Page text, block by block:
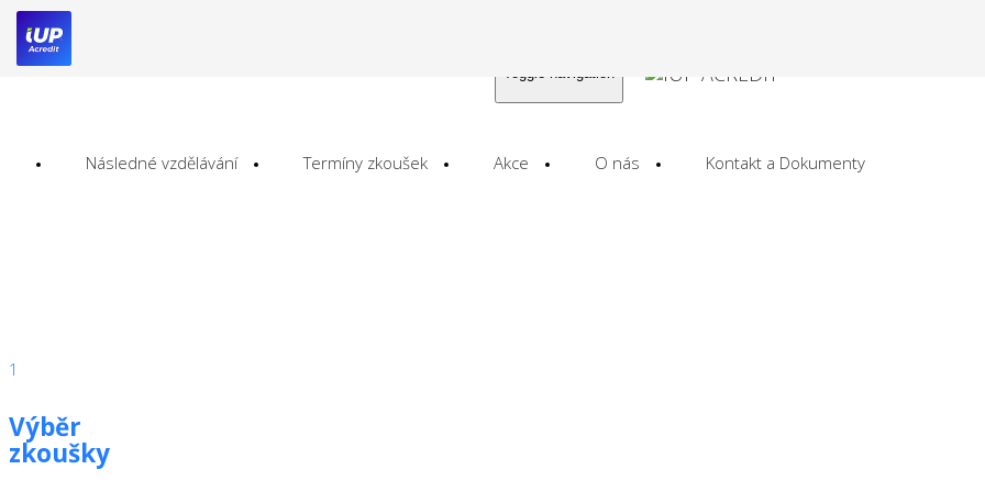
Toggle navigation
Následné vzdělávání Termíny zkoušek Akce O nás Kontakt a Dokumenty
1
Výběr
zkoušky